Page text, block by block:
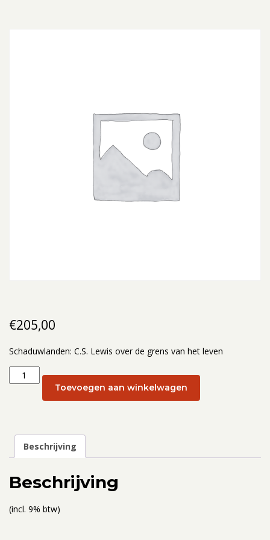
€205,00
Schaduwlanden: C.S. Lewis over de grens van het leven
Schaduwlanden:
C.S.
grens
van
leven:
-
Toevoegen aan winkelwagen
Beschrijving
Beschrijving
(incl. 9% btw)